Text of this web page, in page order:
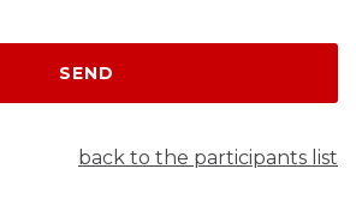
SEND
back to the participants list